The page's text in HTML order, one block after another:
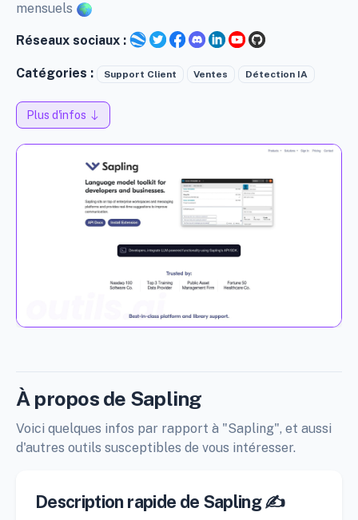
mensuels
Réseaux sociaux :
Catégories : Support Client Ventes Détection IA
Plus d'infos
À propos de Sapling
Voici quelques infos par rapport à "Sapling", et aussi
d'autres outils susceptibles de vous intéresser.
Description rapide de Sapling ✍️